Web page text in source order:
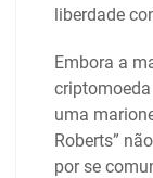
liberdade
Embora a
uma
Roberts”
por se